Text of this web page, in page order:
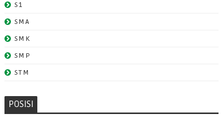
S1
SMA
SMK
SMP
STM
POSISI